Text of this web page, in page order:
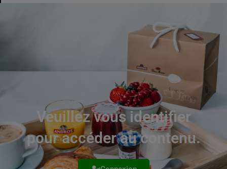
Veuillez vous identifier
pour accéder au contenu.